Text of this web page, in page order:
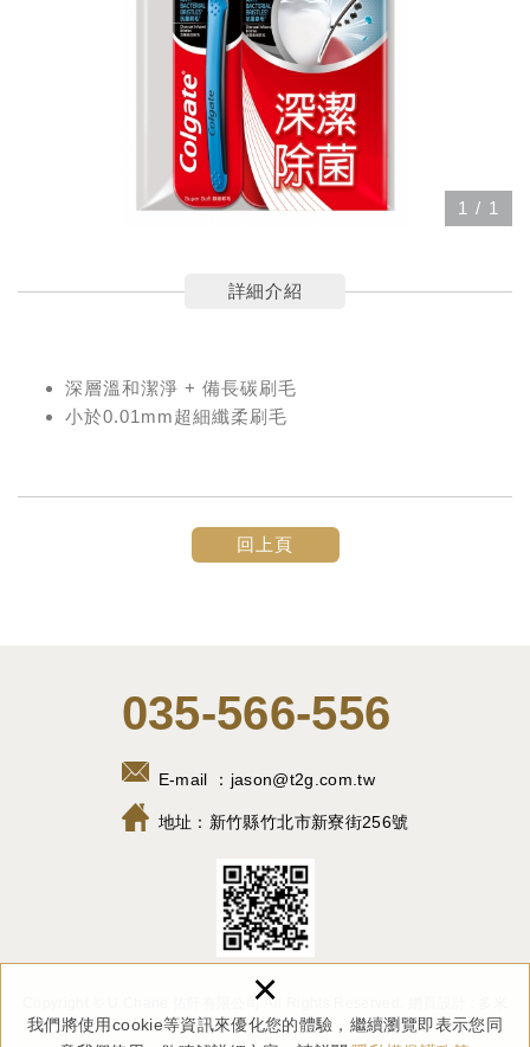
我們將使用cookie等資訊來優化您的體驗，繼續瀏覽即表示您同
×
1 / 1
詳細介紹
深層溫和潔淨 + 備長碳刷毛
小於0.01mm超細纖柔刷毛
回上頁
035-566-556
E-mail ： jason@t2g.com.tw
地址： 新竹縣竹北市新寮街256號
Copyright © U Chane 佑阡有限公司 All Rights Reserved.
諾